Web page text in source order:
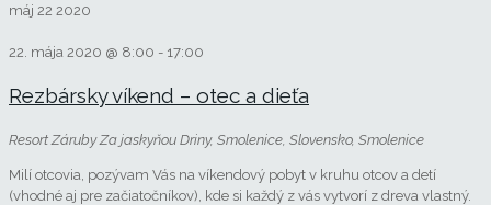
máj 22 2020
22. mája 2020 @ 8:00 - 17:00
Rezbársky víkend – otec a dieťa
Resort ZárubyZa jaskyňou Driny, Smolenice, Slovensko, Smolenice
Milí otcovia, pozývam Vás na víkendový pobyt v kruhu otcov a detí
(vhodné aj pre začiatočníkov), kde si každý z vás vytvorí z dreva vlastný.